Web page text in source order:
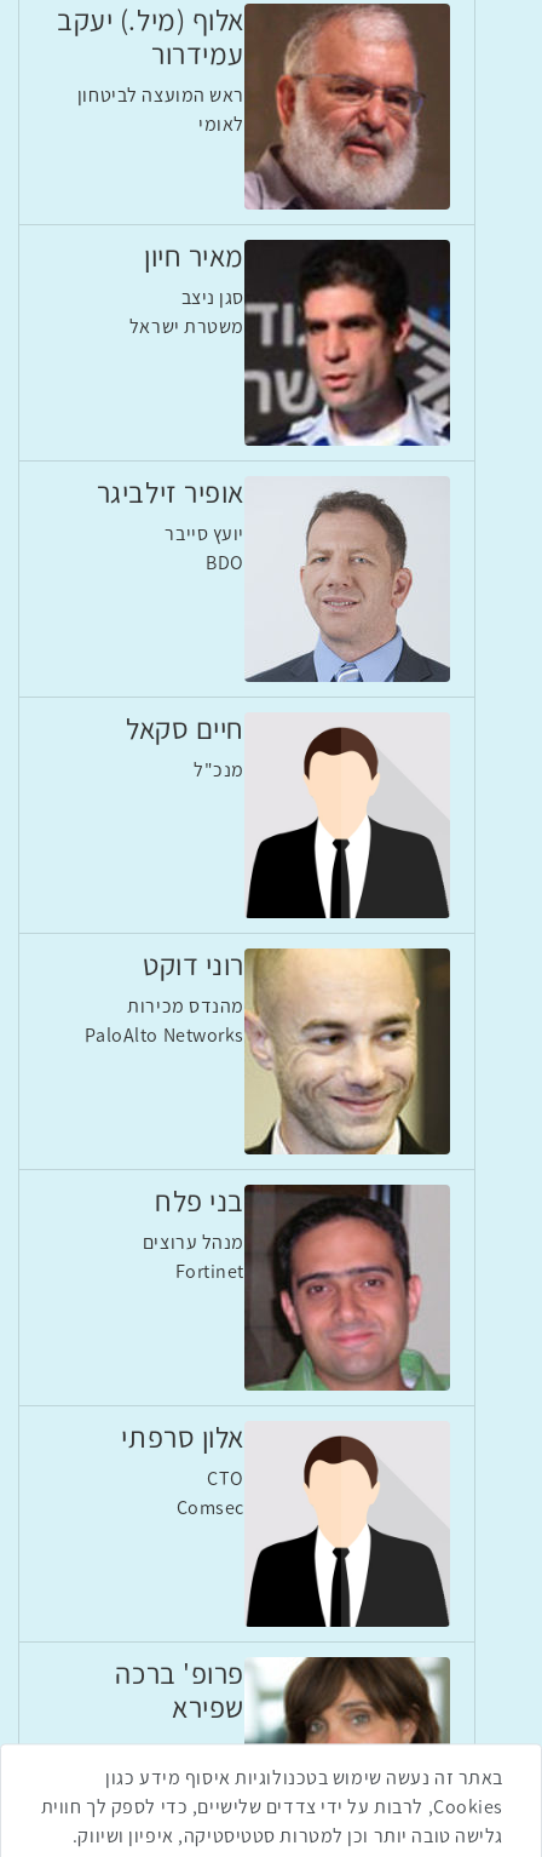
אלוף (מיל.) יעקב
עמידרור
ראש המועצה לביטחון
לאומי
מאיר חיון
סגן ניצב
משטרת ישראל
אופיר זילביגר
יועץ סייבר
BDO
חיים סקאל
מנכ"ל
רוני דוקט
מהנדס מכירות
PaloAlto Networks
בני פלח
מנהל ערוצים
Fortinet
אלון סרפתי
CTO
Comsec
פרופ' ברכה
שפירא
אוניברסיטת בן גוריון בנגב
באתר זה נעשה שימוש בטכנולוגיות איסוף מידע כגון
Cookies, לרבות על ידי צדדים שלישיים, כדי לספק לך חווית
גלישה טובה יותר וכן למטרות סטטיסטיקה, איפיון ושיווק.